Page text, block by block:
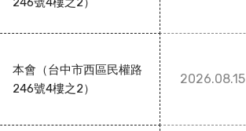
本會（台中市西區民權路
246號4樓之2）
2026.08.15